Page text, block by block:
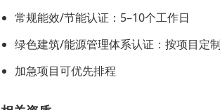
常规能效/节能认证：5–10个工作日
绿色建筑/能源管理体系认证：按项目定
加急项目可优先排程